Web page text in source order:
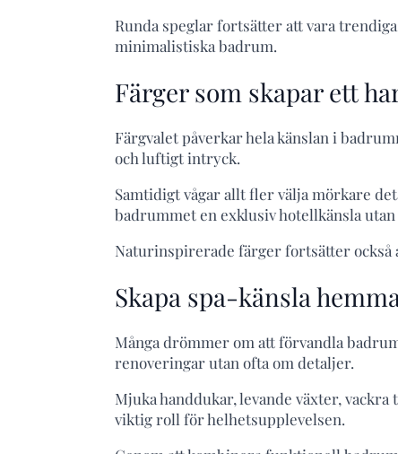
Runda speglar fortsätter att vara
minimalistiska badrum.
Färger som skapar ett
Färgvalet påverkar hela känslan i
och luftigt intryck.
Samtidigt vågar allt fler välja mörkare
badrummet en exklusiv hotellkänsla
Naturinspirerade färger fortsätter också
Skapa spa-känsla
Många drömmer om att förvandla
renoveringar utan ofta om detaljer.
Mjuka handdukar, levande växter,
viktig roll för helhetsupplevelsen.